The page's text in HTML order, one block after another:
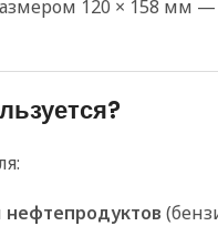
120 × 158 мм
нефтепродуктов